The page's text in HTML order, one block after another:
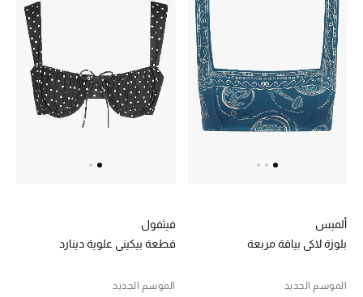
خصم حتى 70%
تسوقوا الآن
ما وصلنا حديثاً
الموسم الجديد
ألميس
بلوزة لاكي بياقة مربعة
الموسم الجديد
فيثفول
قطعة بيكيني علوية دينارد
الموسم الجديد